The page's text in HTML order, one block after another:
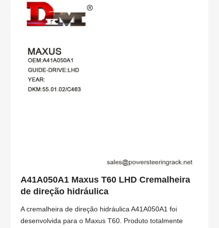
A41A050A1 Maxus T60 LHD Cremalheira
de direção hidráulica
A cremalheira de direção hidráulica A41A050A1 foi
desenvolvida para o Maxus T60. Produto totalmente